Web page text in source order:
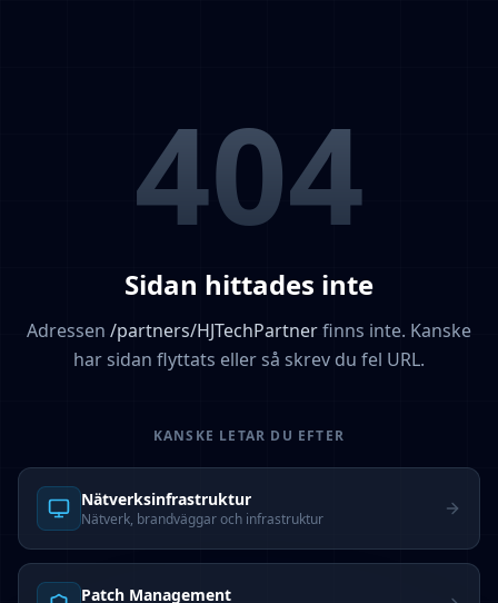
404
Sidan hittades inte
Adressen /partners/HJTechPartnerfinns inte. Kanske
har sidan flyttats eller så skrev du fel URL.
KANSKE LETAR DU EFTER
Nätverks­infrastruktur
Nätverk, brandväggar och infrastruktur
Patch Management